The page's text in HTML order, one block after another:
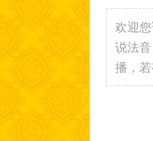
欢迎
说法
播，